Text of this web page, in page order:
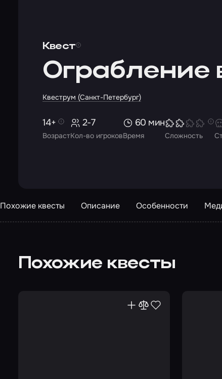
Квест
Ограбление
Квеструм (Санкт-Петербург)
Возраст
14+
Кол-во игроков
2-7
Время
60 мин
Сложность
Похожие квесты Описание Особенности
Похожие квесты